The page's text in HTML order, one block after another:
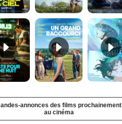
Juste pour une nuit Bande-annonce VO STFR Un grand raccourci Bande-annonce VF
annonces des films prochainement
au cinéma